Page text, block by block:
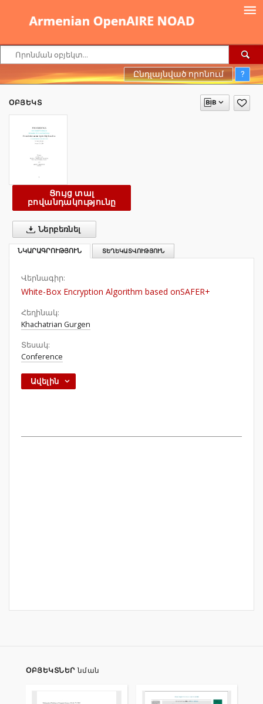
Ընդլայնված որոնում ?
ՕԲՅԵԿՏ
Ցույց տալ
բովանդակությունը
Ներբեռնել
ՆԿԱՐԱԳՐՈՒԹՅՈՒՆ ՏԵՂԵԿԱՏՎՈՒԹՅՈՒՆ
Վերնագիր:
White-Box Encryption Algorithm based onSAFER+
Հեղինակ:
Khachatrian Gurgen
Տեսակ:
Conference
Ավելին
ՕԲՅԵԿՏՆԵՐ նման